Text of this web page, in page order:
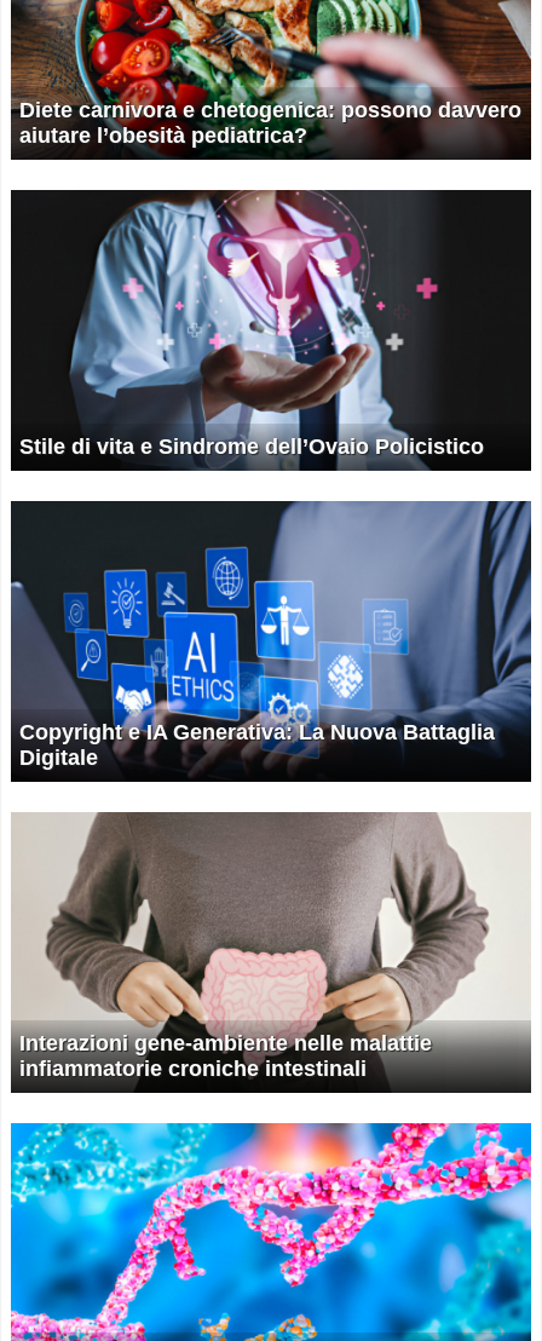
Diete carnivora e chetogenica: possono davvero
aiutare l’obesità pediatrica?
Stile di vita e Sindrome dell’Ovaio Policistico
Copyright e IA Generativa: La Nuova Battaglia
Digitale
Interazioni gene-ambiente nelle malattie
infiammatorie croniche intestinali